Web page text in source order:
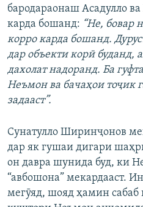
бародараонаш Асадулло
карда бошанд: “Не, бовар
корро карда бошанд.
дар объекти корӣ буданд,
дахолат надоранд. Ба
Неъмон ва бачаҳои тоҷик
задааст”.
Сунатулло Ширинҷонов
дар як гушаи дигари
он давра шунида буд, ки
“авбошона” мекардааст.
мегӯяд, шояд ҳамин сабаб